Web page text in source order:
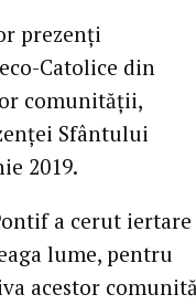
prezenți
Catolice din
comunității,
Sfântului
2019.
a cerut iertare
lume, pentru
acestor